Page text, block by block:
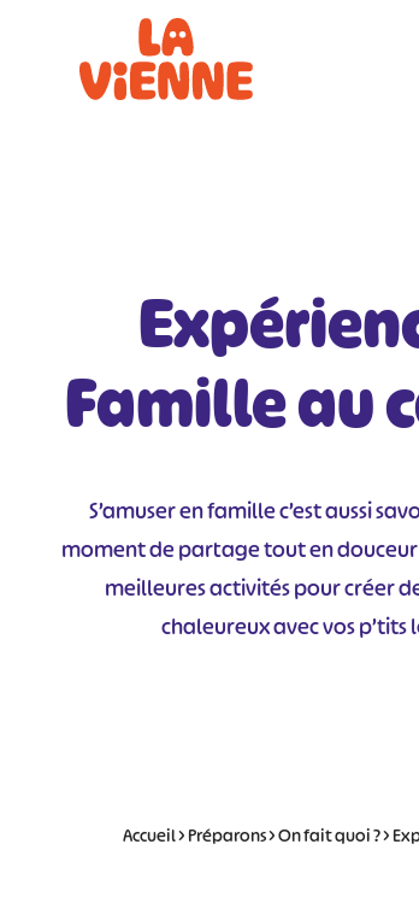
Famille au
S’amuser en famille c’est aussi
moment de partage tout en douceur
meilleures activités pour créer
chaleureux avec vos p’tits
Accueil>Préparons>On fait quoi ?>
Panneau de gestion des cookies